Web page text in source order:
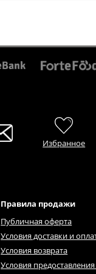
Избранное
Правила продажи
Публичная оферта
Условия доставки и
Условия возврата
Условия